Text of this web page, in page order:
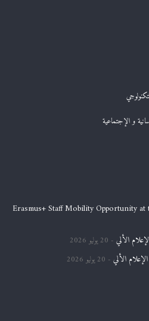
و الإجتماعية
Erasmus+ Staff Mobility Opportunity
الألي 20 يوليو 2026
الألي 20 يوليو 2026